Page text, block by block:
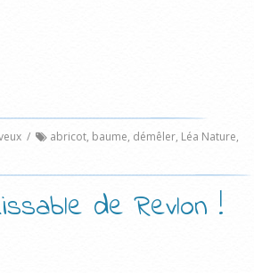
/ abricot, baume, démêler, Léa Nature,
de Revlon !